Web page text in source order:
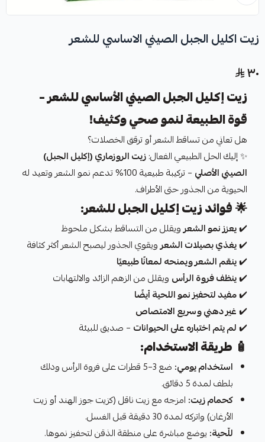
زيت اكليل الجبل الصيني الاساسي للشعر
٣٠
زيت إكليل الجبل الصيني الأساسي للشعر –
قوة الطبيعة لنمو صحي وكثيف!
هل تعاني من تساقط الشعر أو ترقق الخصلات؟
✨ إليك الحل الطبيعي الفعال:زيت الروزماري (إكليل الجبل)
الصيني الأصلي
– تركيبة طبيعية 100% تدعم نمو الشعر وتعيد له
الحيوية من الجذور حتى الأطراف.
🌟فوائد زيت إكليل الجبل للشعر:
✔️يعزز نمو الشعرويقلل من التساقط بشكل ملحوظ
✔️يغذي بصيلات الشعرويقوي الجذور ليصبح الشعر أكثر كثافة
✔️ينعّم الشعر ويمنحه لمعانًا طبيعيًا
✔️ينظف فروة الرأس ويقلل من الزهم الزائد والالتهابات
✔️مفيد لتحفيز نمو اللحية أيضًا
✔️غير دهني وسريع الامتصاص
✔️لم يتم اختباره على الحيوانات – صديق للبيئة
🧴 طريقة الاستخدام:
استخدام يومي:
ضع 3–5 قطرات على فروة الرأس ودلك
بلطف لمدة 5 دقائق.
كحمام زيت: امزجه مع زيت ناقل (كزيت جوز الهند أو زيت
الأرغان) واتركه لمدة 30 دقيقة قبل الغسل.
للّحية: يوضع مباشرة على منطقة الذقن لتحفيز نموها.